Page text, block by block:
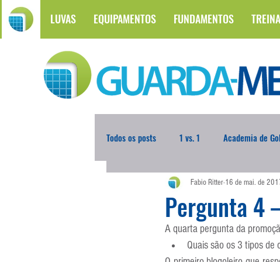
LUVAS EQUIPAMENTOS FUNDAMENTOS
Todos os posts 1 vs. 1 Academia de
Atualidades Blogoleiro da Semana
Comunicação Copa do Mundo
Pergunta 4
Fabio Ritter 16 de mai. de
A quarta pergunta da
Quais são os 3 tipos de